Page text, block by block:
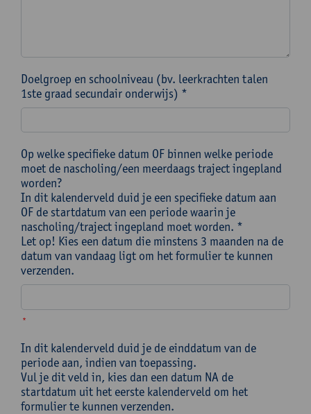
Doelgroep en schoolniveau (bv. leerkrachten talen
1ste graad secundair onderwijs) *
Op welke specifieke datum OF binnen welke periode
moet de nascholing/een meerdaags traject ingepland
worden?
In dit kalenderveld duid je een specifieke datum aan
OF de startdatum van een periode waarin je
nascholing/traject ingepland moet worden. *
Let op! Kies een datum die minstens 3 maanden na de
datum van vandaag ligt om het formulier te kunnen
verzenden.
*
In dit kalenderveld duid je de einddatum van de
periode aan, indien van toepassing.
Vul je dit veld in, kies dan een datum NA de
startdatum uit het eerste kalenderveld om het
formulier te kunnen verzenden.